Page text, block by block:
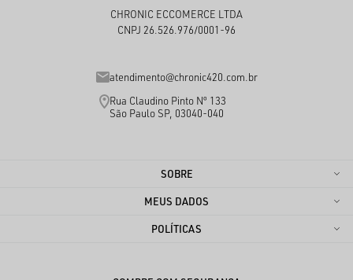
CHRONIC ECCOMERCE LTDA
CNPJ 26.526.976/0001-96
atendimento@chronic420.com.br
Rua Claudino Pinto Nº 133
São Paulo SP, 03040-040
SOBRE
MEUS DADOS
POLÍTICAS